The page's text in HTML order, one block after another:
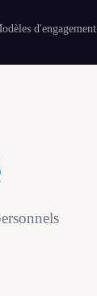
d'engagement